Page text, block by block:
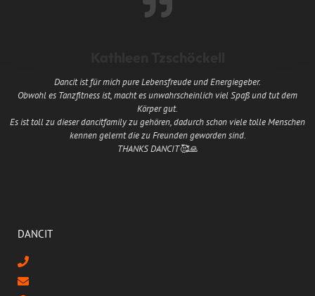
Dancit ist für mich pure Lebensfreude und Energiegeber.
Obwohl es Tanzfitness ist, macht es unwahrscheinlich viel Spaß und tut dem
Körper gut.
Es ist toll zu dieser dancitfamily zu gehören, dadurch schon viele tolle Menschen
kennen gelernt die zu Freunden geworden sind.
THANKS DANCIT🥰🙏
DANCIT